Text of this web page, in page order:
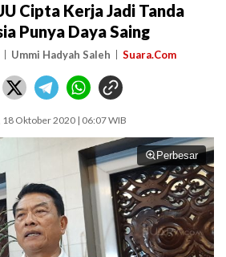
Cipta Kerja Jadi Tanda
Punya Daya Saing
Ummi Hadyah Saleh Suara.Com
18 Oktober 2020 | 06:07 WIB
Perbesar